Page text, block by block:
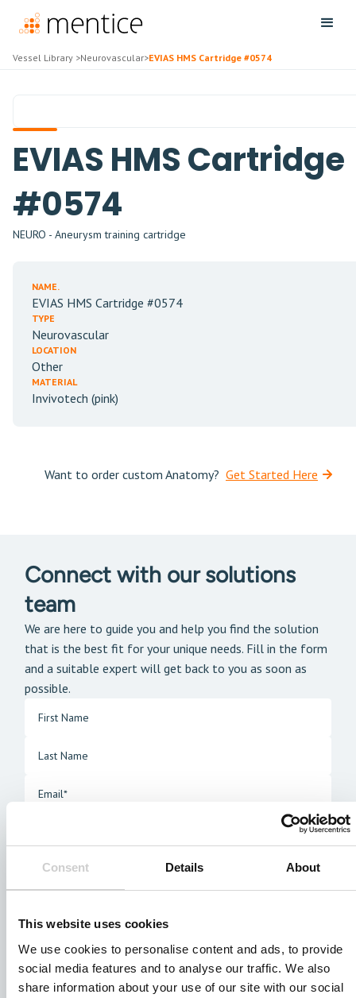
Consent Details About
This website uses cookies
We use cookies to personalise content and ads, to provide
social media features and to analyse our traffic. We also
share information about your use of our site with our social
Vessel Library >Neurovascular>EVIAS HMS Cartridge #0574
EVIAS HMS Cartridge
#0574
NEURO - Aneurysm training cartridge
NAME.
EVIAS HMS Cartridge #0574
TYPE
Neurovascular
LOCATION
Other
MATERIAL
Invivotech (pink)
Want to order custom Anatomy? Get Started Here
Connect with our solutions
team
We are here to guide you and help you find the solution
that is the best fit for your unique needs. Fill in the form
and a suitable expert will get back to you as soon as
possible.